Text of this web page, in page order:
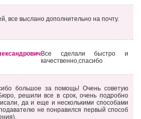
все выслано дополнительно на почту.
Все сделали быстро и
качественно,спасибо
большое за помощь! Очень советую
решили все в срок, очень подробно
да и еще и несколькими способами
не понравился первый способ